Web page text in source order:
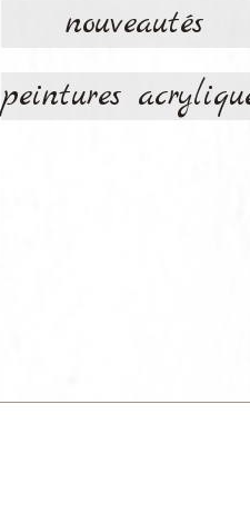
nouveautés
peintures